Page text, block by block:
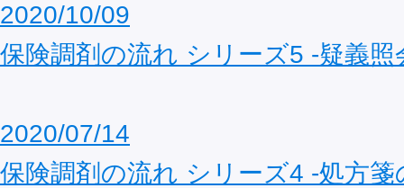
2020/10/09
保険調剤の流れ シリーズ5 ‐疑義照
2020/07/14
保険調剤の流れ シリーズ4 ‐処方